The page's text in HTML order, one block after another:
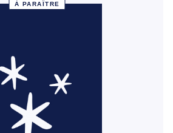
À PARAÎTRE